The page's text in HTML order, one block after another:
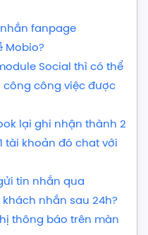
fanpage
Mobio?
Social thì có thể
công việc được
lại ghi nhận thành 2
tài khoản đó chat với
tin nhắn qua
nhắn sau 24h?
thông báo trên màn